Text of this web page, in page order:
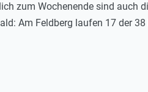
zum Wochenende sind auch
Am Feldberg laufen 17 der